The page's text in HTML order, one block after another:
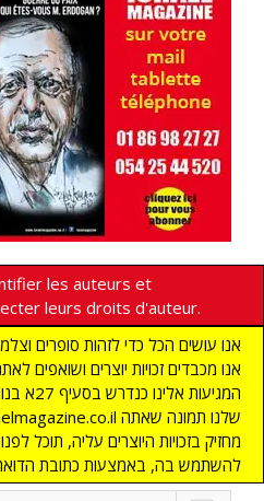
les auteurs et
leurs droits d'auteur.
אנו עושים הכל כדי לזהות סופרים
אנו מכבדים זכויות יוצרים ושואפים
המגיעות
מחזיק בזכויות היוצרים עליה, תוכל
להשתמש בה, באמצעות כתובת